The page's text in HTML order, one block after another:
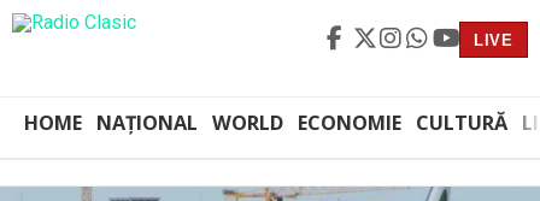
LIVE
HOME NAȚIONAL WORLD ECONOMIE CULTURĂ